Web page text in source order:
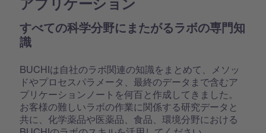
すべての科学分野にまたがるラボの専門知
識
BUCHIは自社のラボ関連の知識をまとめて、メソッ
ドやプロセスパラメータ、最終のデータまで含むア
プリケーションノートを何百と作成してきました。
お客様の難しいラボの作業に関係する研究データと
共に、化学薬品や医薬品、食品、環境分野における